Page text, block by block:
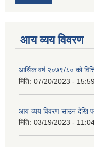
आय व्यय विवरण
आर्थिक वर्ष २०७९/८० को
मिति: 07/20/2023 - 15:59
आय व्यय विवरण साउन देखि
मिति: 03/19/2023 -